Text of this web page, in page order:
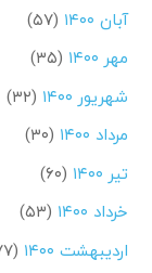
آبان ۱۴۰۰
(۵۷)
مهر ۱۴۰۰
(۳۵)
شهریور ۱۴۰۰
(۳۲)
مرداد ۱۴۰۰
(۳۰)
تیر ۱۴۰۰
(۶۰)
خرداد ۱۴۰۰
(۵۳)
اردیبهشت ۱۴۰۰
(۷۷)